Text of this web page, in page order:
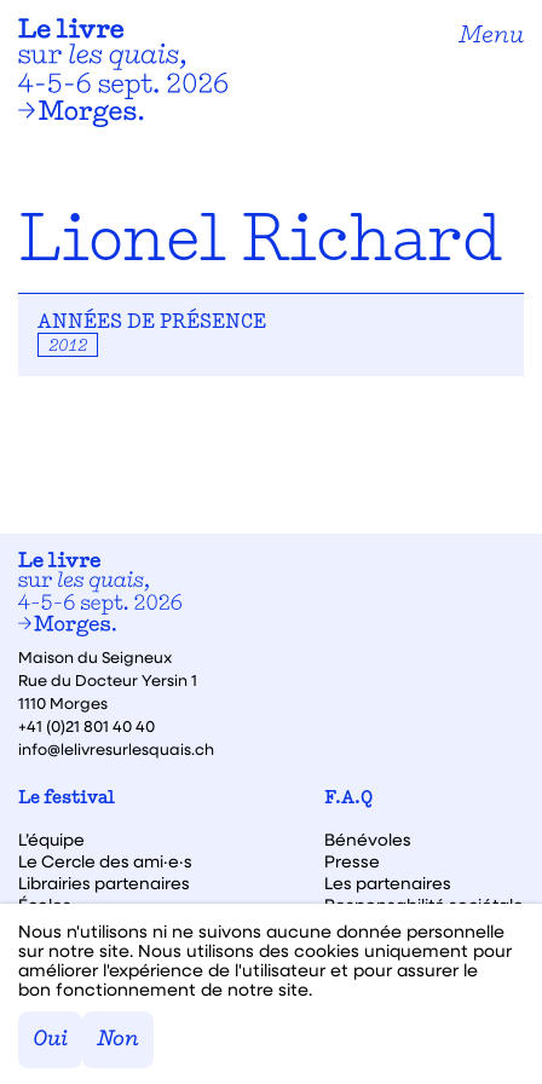
Menu
Lionel Richard
ANNÉES DE PRÉSENCE
2012
Maison du Seigneux
Rue du Docteur Yersin 1
1110 Morges
+41 (0)21 801 40 40
info@lelivresurlesquais.ch
Le festival
L’équipe
Le Cercle des ami·e·s
Librairies partenaires
Écoles
F.A.Q
Bénévoles
Presse
Les partenaires
Responsabilité sociétale
Archive des éditions
Archive des autrices et auteurs
Nous n'utilisons ni ne suivons aucune donnée personnelle
sur notre site. Nous utilisons des cookies uniquement pour
améliorer l'expérience de l'utilisateur et pour assurer le
bon fonctionnement de notre site.
Oui Non